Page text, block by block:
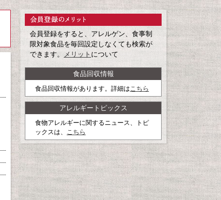
会員登録をすると、アレルゲン、食事制
限対象食品を毎回設定しなくても検索が
できます。メリットについて
食品回収情報
食品回収情報があります。詳細は こちら
アレルギートピックス
食物アレルギーに関するニュース、トピ
ックスは、
こちら